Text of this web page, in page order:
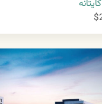
کایتانه